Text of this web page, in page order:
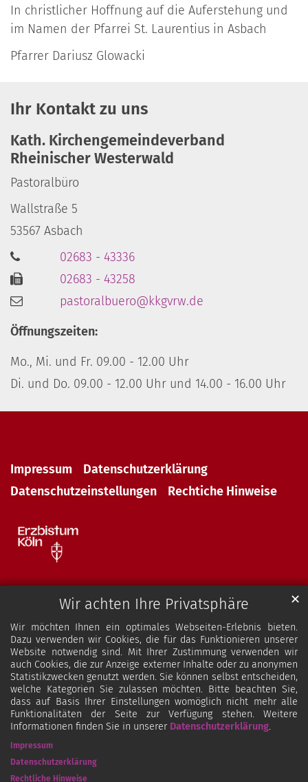
Wir achten Ihre Privatsphäre
Wir möchten Ihnen ein optimales Webseiten-Erlebnis bieten.
Dazu verwenden wir Cookies, die für das Funktionieren unserer
Website notwendig sind. Mit Ihrer Zustimmung verwenden wir
auch Cookies, die zur Anzeige externer Inhalte oder zu anonymen
Statistikzwecken genutzt werden. Sie können selbst entscheiden,
welche Kategorien Sie zulassen möchten. Bitte beachten Sie,
dass auf Basis Ihrer Einstellungen womöglich nicht mehr alle
Funktionalitäten der Seite zur Verfügung stehen. Weitere
Informationen finden Sie in unserer Datenschutzerklärung.
✕
Impressum
Datenschutzerklärung
Rechtliche Hinweise
In christlicher Hoffnung auf die Auferstehung und
im Namen der Pfarrei St. Laurentius in Asbach
Pfarrer Dariusz Glowacki
Ihr Kontakt zu uns
Kath. Kirchengemeindeverband
Rheinischer Westerwald
Pastoralbüro
Wallstraße 5
53567 Asbach
02683 - 43336
02683 - 43258
pastoralbuero@kkgvrw.de
Öffnungszeiten:
Mo., Mi. und Fr. 09.00 - 12.00 Uhr
Di. und Do. 09.00 - 12.00 Uhr und 14.00 - 16.00 Uhr
Impressum
Datenschutzerklärung
Datenschutzeinstellungen
Rechtiche Hinweise